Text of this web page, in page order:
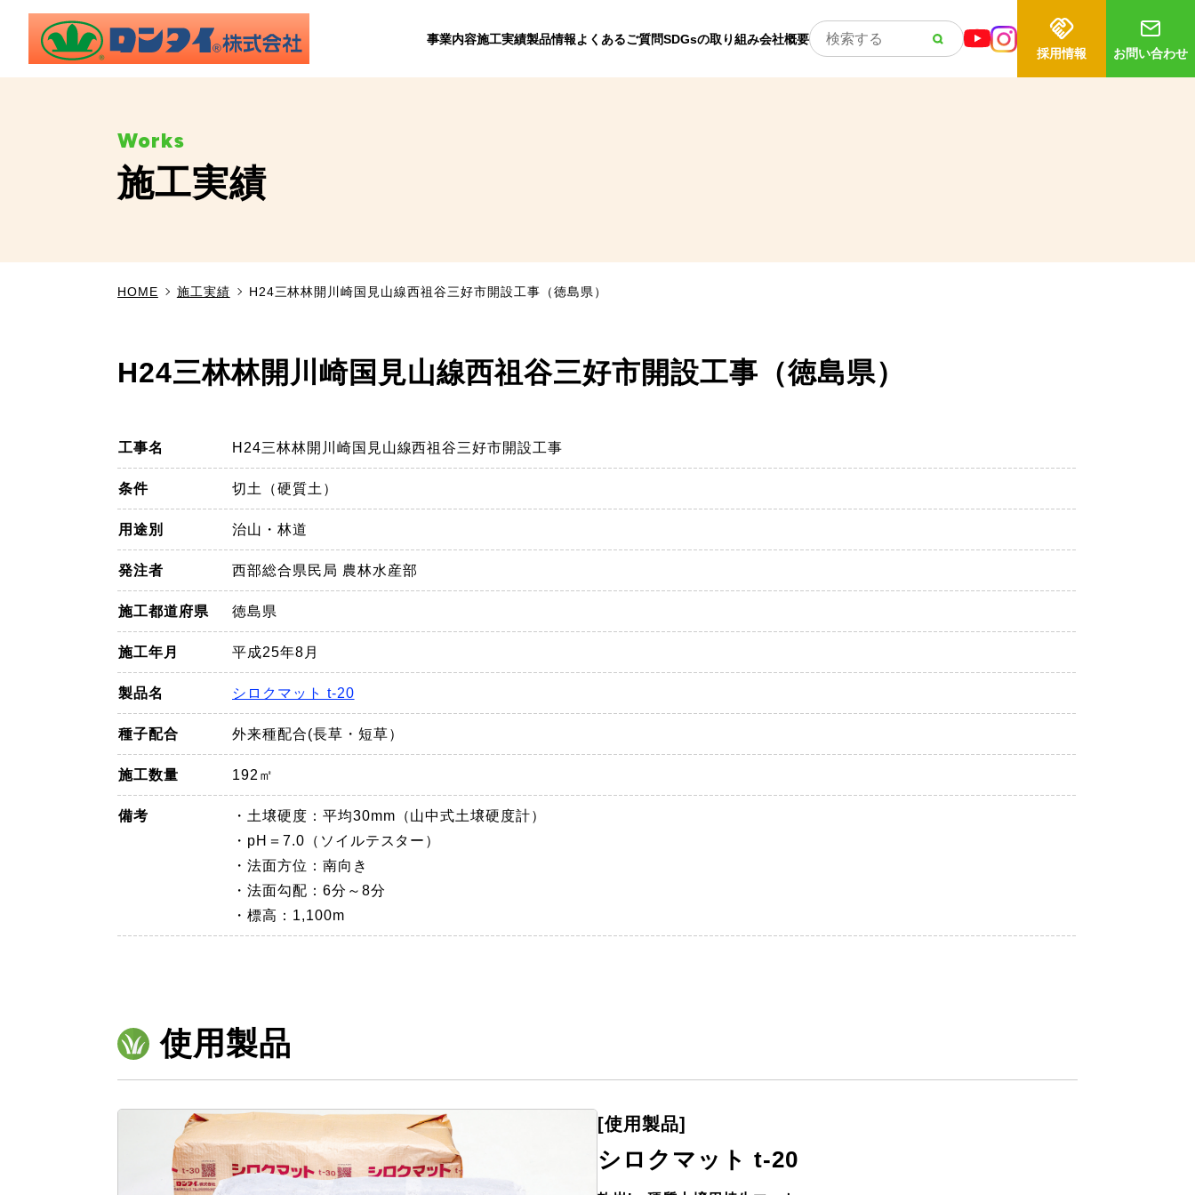
事業内容施工実績製品情報よくあるご質問SDGsの取り組み会社概要
採用情報
お問い合わせ
施工実績
HOME 施工実績 H24三林林開川崎国見山線西祖谷三好市開設工事（徳島県）
H24三林林開川崎国見山線西祖谷三好市開設工事（徳島県）
工事名 H24三林林開川崎国見山線西祖谷三好市開設工事
条件 切土（硬質土）
用途別 治山・林道
発注者 西部総合県民局 農林水産部
施工都道府県 徳島県
施工年月 平成25年8月
製品名 シロクマット t-20
種子配合 外来種配合(長草・短草）
施工数量 192㎡
備考
・土壌硬度：平均30mm（山中式土壌硬度計）
・pH＝7.0（ソイルテスター）
・法面方位：南向き
・法面勾配：6分～8分
・標高：1,100m
使用製品
[使用製品]
シロクマット t-20